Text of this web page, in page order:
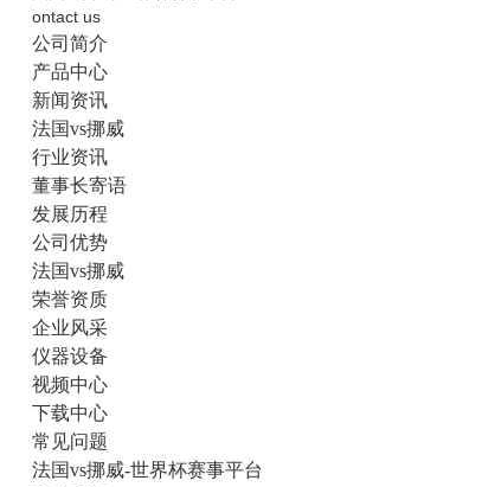
ontact us
公司简介
产品中心
新闻资讯
法国vs挪威
行业资讯
董事长寄语
发展历程
公司优势
法国vs挪威
荣誉资质
企业风采
仪器设备
视频中心
下载中心
常见问题
法国vs挪威-世界杯赛事平台